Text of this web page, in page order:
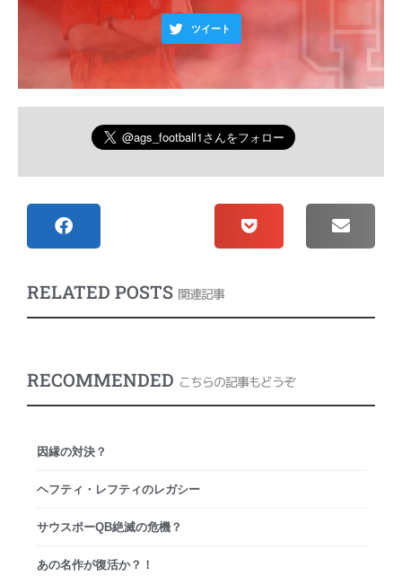
ツイート
RELATED POSTS 関連記事
RECOMMENDED こちらの記事もどうぞ
因縁の対決？
ヘフティ・レフティのレガシー
サウスポーQB絶滅の危機？
あの名作が復活か？！